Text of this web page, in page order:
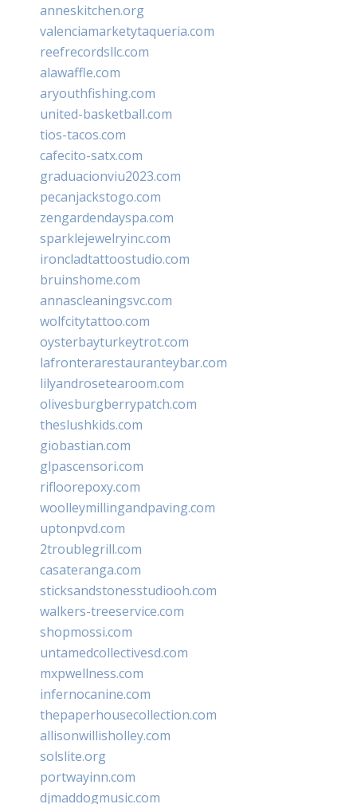
anneskitchen.org
valenciamarketytaqueria.com
reefrecordsllc.com
alawaffle.com
aryouthfishing.com
united-basketball.com
tios-tacos.com
cafecito-satx.com
graduacionviu2023.com
pecanjackstogo.com
zengardendayspa.com
sparklejewelryinc.com
ironcladtattoostudio.com
bruinshome.com
annascleaningsvc.com
wolfcitytattoo.com
oysterbayturkeytrot.com
lafronterarestauranteybar.com
lilyandrosetearoom.com
olivesburgberrypatch.com
theslushkids.com
giobastian.com
glpascensori.com
rifloorepoxy.com
woolleymillingandpaving.com
uptonpvd.com
2troublegrill.com
casateranga.com
sticksandstonesstudiooh.com
walkers-treeservice.com
shopmossi.com
untamedcollectivesd.com
mxpwellness.com
infernocanine.com
thepaperhousecollection.com
allisonwillisholley.com
solslite.org
portwayinn.com
djmaddogmusic.com